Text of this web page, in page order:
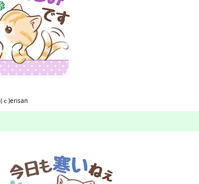
(ｃ)erisan